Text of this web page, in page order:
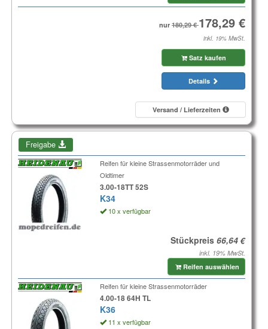
nur
inkl. 19% MwSt.
Satz kaufen
Details
Versand / Lieferzeiten
Freigabe
Reifen für kleine Strassenmotorräder und
Oldtimer
3.00-18TT 52S
K34
10 x verfügbar
Stückpreis
inkl. 19% MwSt.
Reifen auswählen
Reifen für kleine Strassenmotorräder
4.00-18 64H TL
K36
11 x verfügbar